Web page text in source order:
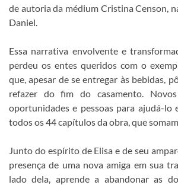
de autoria da médium Cristina Censon,
Daniel.
Essa narrativa envolvente e
perdeu os entes queridos com o
que, apesar de se entregar às bebidas,
refazer do fim do casamento.
oportunidades e pessoas para ajudá-lo
todos os 44 capítulos da obra, que
Junto do espírito de Elisa e de seu
presença de uma nova amiga em sua
lado dela, aprende a abandonar as